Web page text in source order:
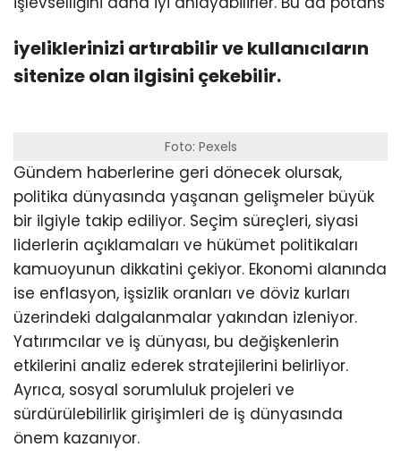
iyeliklerinizi artırabilir ve kullanıcıların
sitenize olan ilgisini çekebilir.
Foto: Pexels
Gündem haberlerine geri dönecek olursak,
politika dünyasında yaşanan gelişmeler büyük
bir ilgiyle takip ediliyor. Seçim süreçleri, siyasi
liderlerin açıklamaları ve hükümet politikaları
kamuoyunun dikkatini çekiyor. Ekonomi alanında
ise enflasyon, işsizlik oranları ve döviz kurları
üzerindeki dalgalanmalar yakından izleniyor.
Yatırımcılar ve iş dünyası, bu değişkenlerin
etkilerini analiz ederek stratejilerini belirliyor.
Ayrıca, sosyal sorumluluk projeleri ve
sürdürülebilirlik girişimleri de iş dünyasında
önem kazanıyor.